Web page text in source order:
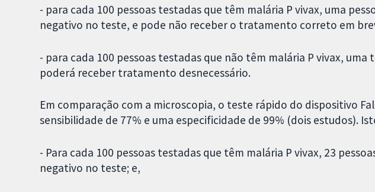
- para cada 100 pessoas testadas que têm malária P vivax, uma
negativo no teste, e pode não receber o tratamento correto em
- para cada 100 pessoas testadas que não têm malária P vivax,
poderá receber tratamento desnecessário.
Em comparação com a microscopia, o teste rápido do dispositivo
sensibilidade de 77% e uma especificidade de 99% (dois estudos).
- Para cada 100 pessoas testadas que têm malária P vivax, 23
negativo no teste; e,